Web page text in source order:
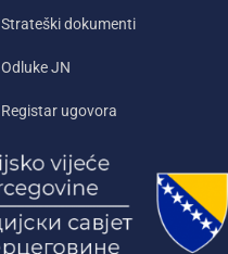
Strateški dokumenti
Odluke JN
Registar ugovora